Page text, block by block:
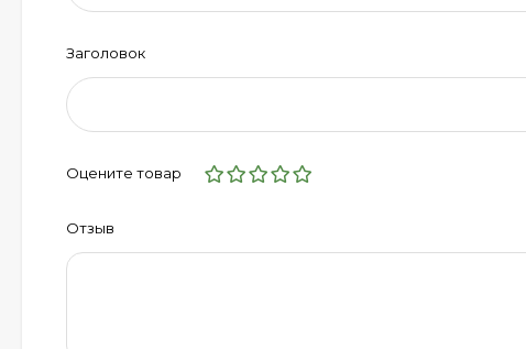
Заголовок
Оцените товар
Отзыв